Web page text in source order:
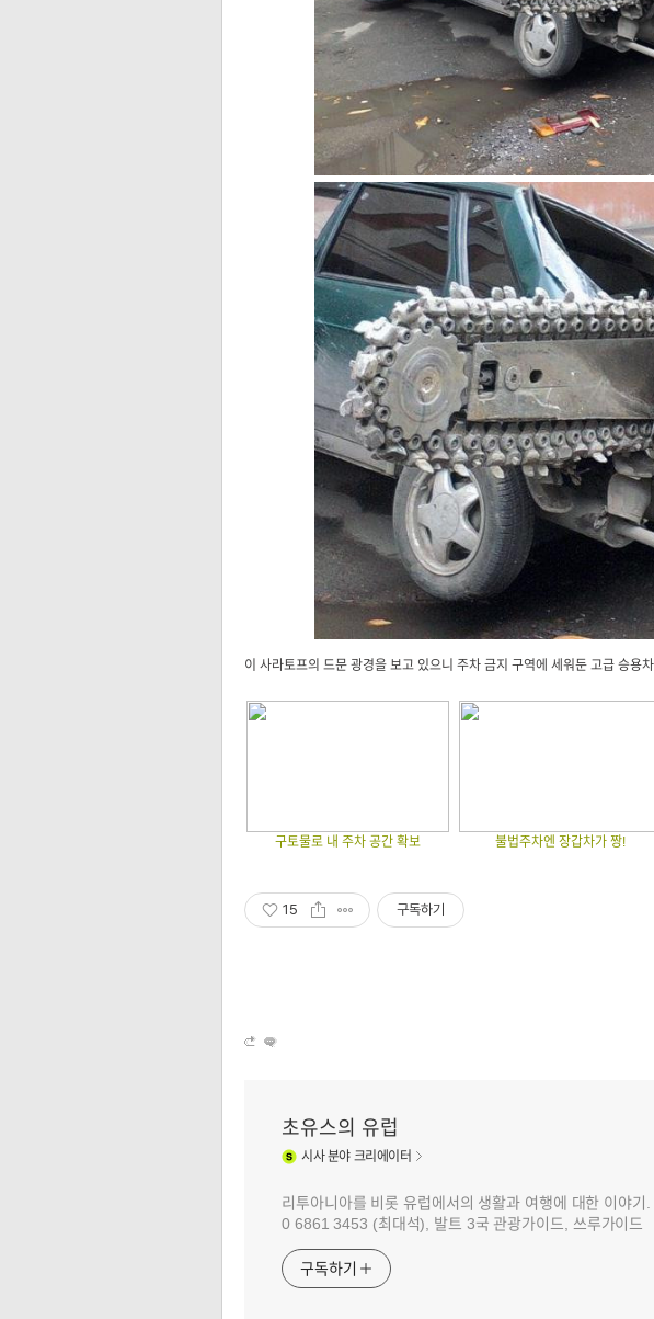
이 사라토프의 드문 광경을 보고 있으니 주차 금지 구역에 세워둔 고급 승용
구토물로 내 주차 공간 확보 불법주차엔 장갑차가 짱!
15 구독하기
초유스의 유럽
시사분야 크리에이터
리투아니아를 비롯 유럽에서의 생활과 여행에 대한 이야
0 6861 3453 (최대석), 발트 3국 관광가이드, 쓰루가이드
구독하기